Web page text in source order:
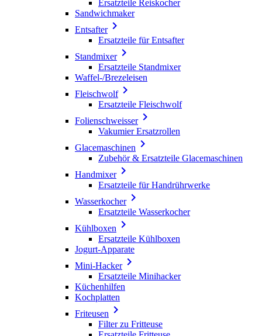
Ersatzteile Reiskocher
Sandwichmaker
Entsafter
Ersatzteile für Entsafter
Standmixer
Ersatzteile Standmixer
Waffel-/Brezeleisen
Fleischwolf
Ersatzteile Fleischwolf
Folienschweisser
Vakumier Ersatzrollen
Glacemaschinen 
Zubehör & Ersatzteile Glacemaschinen
Handmixer
Ersatzteile für Handrührwerke
Wasserkocher
Ersatzteile Wasserkocher
Kühlboxen 
Ersatzteile Kühlboxen
Jogurt-Apparate
Mini-Hacker
Ersatzteile Minihacker
Küchenhilfen
Kochplatten
Friteusen 
Filter zu Fritteuse